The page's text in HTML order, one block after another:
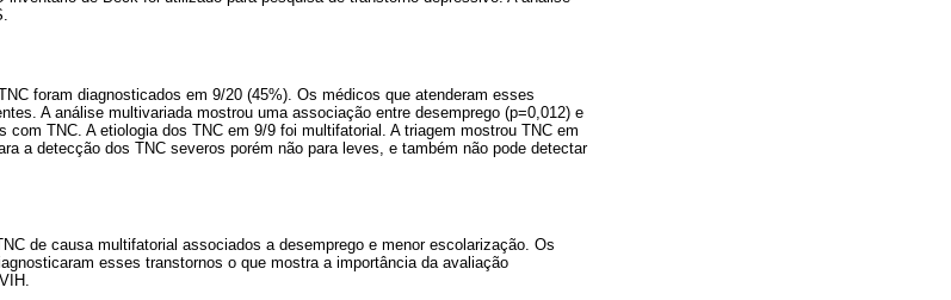
foram diagnosticados em 9/20 (45%). Os médicos que atenderam esses
A análise multivariada mostrou uma associação entre desemprego (p=0,012) e
com TNC. A etiologia dos TNC em 9/9 foi multifatorial. A triagem mostrou TNC em
a detecção dos TNC severos porém não para leves, e também não pode detectar
de causa multifatorial associados a desemprego e menor escolarização. Os
esses transtornos o que mostra a importância da avaliação